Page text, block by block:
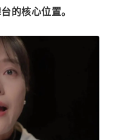
的核心位置。